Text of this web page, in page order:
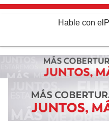
Hable con el